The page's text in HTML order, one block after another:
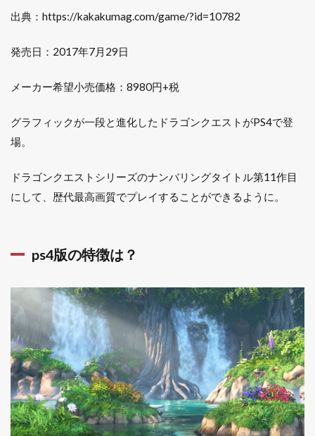
い
追加
5
5.1
版の
特徴
は？
面で
も、
運ん
でも
プレ
イで
きる
6
PS4
完
全
版
出典：https://kakakumag.com/game/?id=10782
発売日：2017年7月29日
メーカー希望小売価格：8980円+税
グラフィックが一段と進化したドラゴンクエストがPS4で登
場。
ドラゴンクエストシリーズのナンバリングタイトル第11作目
にして、歴代最高画質でプレイすることができるように。
ps4版の特徴は？